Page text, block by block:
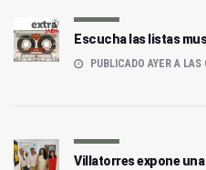
Escucha las listas
PUBLICADO AYER A LAS
Villatorres expone